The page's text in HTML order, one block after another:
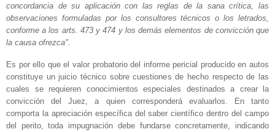
concordancia de su aplicación con las reglas de la sana crítica, las
observaciones formuladas por los consultores técnicos o los letrados,
conforme a los arts. 473 y 474 y los demás elementos de convicción que
la causa ofrezca".
Es por ello que el valor probatorio del informe pericial producido en autos
constituye un juicio técnico sobre cuestiones de hecho respecto de las
cuales se requieren conocimientos especiales destinados a crear la
convicción del Juez, a quien corresponderá evaluarlos. En tanto
comporta la apreciación específica del saber científico dentro del campo
del perito, toda impugnación debe fundarse concretamente, indicando